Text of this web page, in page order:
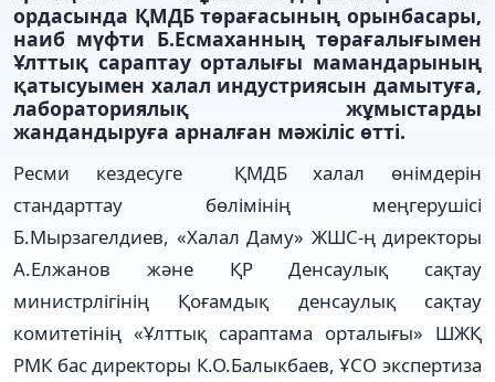
ордасында ҚМДБ төрағасының орынбасары,
наиб мүфти Б.Есмаханның төрағалығымен
Ұлттық сараптау орталығы мамандарының
қатысуымен халал индустриясын дамытуға,
лабораториялық жұмыстарды
жандандыруға арналған мәжіліс өтті.
Ресми кездесуге ҚМДБ халал өнімдерін
стандарттау бөлімінің меңгерушісі
Б.Мырзагелдиев, «Халал Даму» ЖШС-ң директоры
А.Елжанов және ҚР Денсаулық сақтау
министрлігінің Қоғамдық денсаулық сақтау
комитетінің «Ұлттық сараптама орталығы» ШЖҚ
РМК бас директоры К.О.Балыкбаев, ҰСО экспертиза